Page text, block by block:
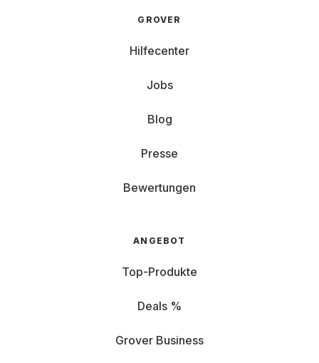
GROVER
Hilfecenter
Jobs
Blog
Presse
Bewertungen
ANGEBOT
Top-Produkte
Deals %
Grover Business